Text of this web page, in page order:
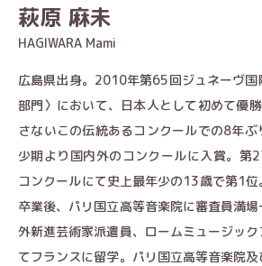
萩原 麻未
HAGIWARA Mami
広島県出身。2010年第65回ジュネーヴ国
部門〉において、日本人として初めて優
さないこの伝統あるコンクールでの8年
少期より国内外のコンクールに入賞。第
コンクールにて史上最年少の13歳で第1
卒業後、パリ国立高等音楽院に審査員満
外新進芸術家派遣員、ロームミュージッ
てフランスに留学。パリ国立高等音楽院及